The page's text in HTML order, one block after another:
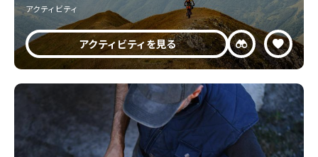
アクティビティ
アクティビティを見る